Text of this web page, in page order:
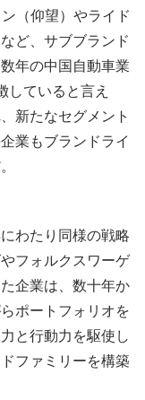
（仰望）やライド
ど、サブブランド
年の中国自動車業
していると言え
新たなセグメント
業もブランドライ
わたり同様の戦略
フォルクスワーゲ
企業は、数十年か
ポートフォリオを
と行動力を駆使し
ファミリーを構築